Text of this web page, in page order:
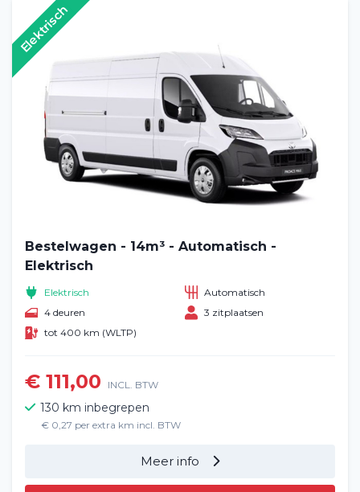
Bestelwagen - 14m³ - Automatisch -
Elektrisch
Elektrisch
Automatisch
4 deuren
3 zitplaatsen
tot 400 km (WLTP)
€ 111,00 INCL. BTW
130 km inbegrepen
€ 0,27 per extra km incl. BTW
Meer info
Elektrisch